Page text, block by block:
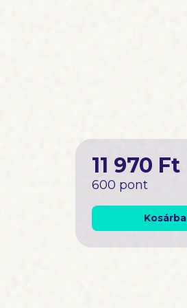
11 970 Ft
600 pont
Kosárba